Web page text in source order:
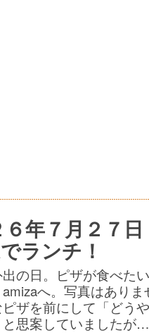
６年７月２７日
ランチ！
の日。ピザが食べた
へ。写真はありま
ザを前にして「どう
思案していましたが